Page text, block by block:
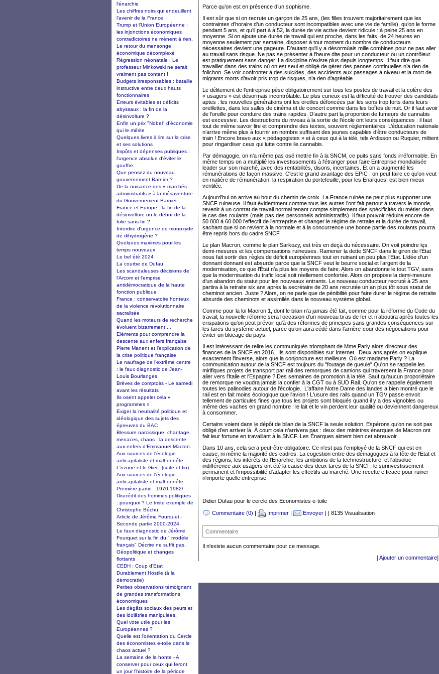
Parce qu’on est en présence d’un sophisme.
Il est sûr que si on recrute un garçon de 25 ans, (les filles trouvent majoritairement que les
contraintes d’horaire d’un conducteur sont incompatibles avec une vie de famille), qu’on le forme
pendant 5 ans, et qu’il part à à 52, la durée de vie active devient ridicule : à peine 25 ans en
moyenne. Si on ajoute une durée de travail qui est proche, dans les faits, de 24 heures en
moyenne seulement par semaine, disposer à tout moment du nombre de conducteurs
nécessaires devient une gageure. D'autant qu'il y a désormùais mille combines pour ne pas aller
au travail sans risque. Ne pas se présenter à l'heure dite pour un conducteur ou un contrôleur
est pratiquement sans danger. La discipline n'existe plus depuis longtemps. Il faut dire que
travailler dans des trains où on est seul et obligé de gérer des pannes continuelles n’a rien de
folichon. Se voir confronter à des suicides, des accidents aux passages à niveau et la mort de
migrants morts d’avoir pris trop de risques, n’a rien d’agréable.
Le délitement de l’entreprise pèse obligatoirement sur tous les postes de travail et la colère des
« usagers » est désormais incontrôlable. Le plus curieux est la difficulté de trouver des candidats
aptes : les nouvelles générations ont les oreilles défoncées par les sons trop forts dans leurs
oreillettes, dans les salles de cinéma et de concert comme dans les boîtes de nuit. Or il faut avoir
de l’oreille pour conduire des trains rapides. D’autre part la proportion de fumeurs de cannabis
est excessive. Les destructions du niveau à la sortie de l’école ont leurs conséquences : il faut
tout de même savoir lire et comprendre des textes, souvent réglementaires. L’éducation nationale
n’arrive même plus à fournir en nombre suffisant des jeunes capables d’être conducteurs de
train ! Encore bravo aux « pédagogistes » et à ceux qui à la télé, tels Ardisson ou Ruquier, militent
pour ringardiser ceux qui lutte contre ile cannabis.
Par démagogie, on n’a même pas osé mettre fin à la SNCM, ce puits sans fonds irréformable. En
même temps on a multiplié les investissements à l'étranger pour faire Entreprise mondialisée
leader sur son marché, avec des rentabilités, disons, incertaines. Et on a augmenté les
rémunérations de façon massive. C'est le grand avantage des EPIC : on peut faire ce qu'on veut
en matière de rémunération. la respiration du portefeuille, pour les Enarques, est bien mieux
ventilée.
Aujourd’hui on arrive au bout du chemin de croix. La France ruinée ne peut plus supporter une
SNCF ruineuse. Il faut évidemment comme tous les autres l’ont fait partout à travers le monde,
revenir à un contrat de travail normal tenant compte simplement des spécificités du métier dans
le cas des roulants (mais pas des personnels administratifs). Il faut pouvoir réduire encore de
50 000 à 60 000 l'effectif de l’entreprise et changer le régime de retraite et la durée de travail,
sachant que si on revient à la normale et à la concurrence une bonne partie des roulants pourra
être repris hors du cadre SNCF.
Le plan Macron, comme le plan Sarkozy, est très en deçà du nécessaire. On voit poindre les
demi-mesures et les compensations ruineuses. Ramener la dette SNCF dans le giron de l’État
nous fait sortir des règles de déficit européennes tout en ruinant un peu plus l’Etat. L’idée d’un
donnant donnant est absurde parce que la SNCF veut le beurre social et l’argent de la
modernisation, ce que l’État n’a plus les moyens de faire. Alors on abandonne le tout TGV, sans
que la modernisation du trafic local soit réellement confortée. Alors on propose la demi-mesure
d’un abandon du statut pour les nouveaux entrants. Le nouveau conducteur recruté à 25 ans
partira à la retraite six ans après la secrétaire de 20 ans recrutée un an plus tôt sous statut de
cheminot ancien. Juste ? Alors, on ne parle que de pénibilité pour faire durer le régime de retraite
absurde des cheminots et assimilés dans le nouveau système global.
Comme pour la loi Macron 1, dont le bilan n’a jamais été fait, comme pour la réforme du Code du
travail, la nouvelle réforme sera l’occasion d’un nouveau bras de fer et n’aboutira après toutes les
crispations qu’on peut prévoir qu’à des réformes de principes sans grandes conséquences sur
les tares du système actuel, parce qu’on aura cédé dans l’arrière-cour des négociations pour
éviter un blocage du pays.
Il est intéressant de relire les communiqués triomphant de Mme Parly alors directeur des
finances de la SNCF en 2016. Ils sont disponibles sur Internet. Deux ans après on explique
exactement l'inverse, alors que la conjoncture est meilleure. Où est madame Parly ? La
communication autour de la SNCF est toujours du "foutage de gueule".Qu'on se rappelle les
mirifiques projets de transport par rail des remorques de camions qui traversent la France pour
aller vers l'Italie et l'Espagne ? Des semaines de promotion à la télé. Sauf qu'aucun proporiétaire
de remorque ne voudra jamais la confier à la CGT ou à SUD Rail. Qu'on se rappelle également
toutes les palinodies autour de l'écologie. L'affaire Notre Dame des landes a bien montré que le
rail est en fait moins écologique que l'avion ! L'usure des rails quand un TGV passe envoit
tellement de particules fines que tous les projets sont bloqués quand il y a des vignobles ou
même des vaches en grand nombre : le lait et le vin perdent leur qualité ou deviennent dangereux
à consommer.
Certains voient dans le dépôt de bilan de la SNCF la seule solution. Espérons qu’on ne soit pas
obligé d’en arriver là. À court cela n’arrivera pas : deux des ministres énarques de Macron ont
fait leur fortune en travaillant à la SNCF. Les Énarques aiment bien cet abreuvoir.
Dans 10 ans, cela sera peut-être obligatoire. Ce n'est pas l'employé de la SNCF qui est en
cause, ni même la majorité des cadres. La cogestion entre des démagogues à la tête de l'Etat et
des régions, les intérêts de l'Enarchie, les ambitions de la technostructure, et l'absolue
indifférence aux usagers ont été la cause des deux tares de la SNCF, le surinvestissement
permanent et l'impossibilité d'adapter les effectifs au marché. Une recette efficace pour ruiner
n'importe quelle entreprise.
Didier Dufau pour le cercle des Economistes e-toile
Commentaire (0) | Imprimer | Envoyer | | 8135 Visualisation
Commentaire
Il n'existe aucun commentaire pour ce message.
[Ajouter un commentaire]
l'énarchie
Les chiffres noirs qui endeuillent
l’avenir de la France
Trump et l’Union Européenne :
les injonctions économiques
contradictoires ne mènent à rien.
Le retour du mensonge
économique décomplexé
Régression néonatale : Le
professeur Minkowski ne serait
vraiment pas content !
Budgets irresponsables : bataille
instructive entre deux hauts
fonctionnaires
Erreurs évitables et déficits
abyssaux : la fin de la
désinvolture ?
Enfin un prix "Nobel" d'économie
qui le mérite
Quelques livres à lire sur la crise
et ses solutions
Impôts et dépenses publiques :
l'urgence absolue d'éviter le
gouffre.
Que pensez du nouveau
gouvernement Barnier ?
De la nuisance des « marchés
administratifs » à la mésaventure
du Gouvernement Barnier.
France et Europe : la fin de la
désinvolture ou le début de la
folie sans fin ?
Interdire d'urgence de monoxyde
de dihydrogène ?
Quelques maximes pour les
temps nouveaux
Le bel été 2024
La courbe de Dufau
Les scandaleuses décisions de
l'Arcom et l'emprise
antidémocratique de la haute
fonction publique
France : conservatoire honteux
de la violence révolutionnaire
sacralisée
Quand les moteurs de recherche
évoluent bizarrement ...
Eléments pour comprendre la
descente aux enfers française
Pierre Manent et l’explication de
la crise politique française
Le naufrage de l’extrême centre
: le faux diagnostic de Jean-
Louis Bourlanges
Brèves de comptoirs - Le samedi
avant les résultats
Ils osent appeler cela «
programmes »
Exiger la neutralité politique et
idéologique des sujets des
épreuves du BAC
Blessure narcissique, chantage,
menaces, chaos : la descente
aux enfers d'Emmanuel Macron.
Aux sources de l'écologie
anticapitaliste et malhonnête -
L'ozone et le Giec. (suite et fin)
Aux sources de l'écologie
anticapitaliste et malhonnête.
Première partie : 1970-1982/
Discrédit des hommes politiques
: pourquoi ? Le triste exemple de
Christophe Béchu.
Article de Jérôme Fourquet -
Seconde partie 2000-2024
Le faux diagnostic de Jérôme
Fourquet sur la fin du " modèle
français" Décrire ne suffit pas.
Géopolitique et changes
flottants
CEDH : Coup d’Etat
Durablement Hostile (à la
démocratie)
Petites observations témoignant
de grandes transformations
économiques
Les dégâts sociaux des peurs et
des idolâtries manipulées.
Quel vote utile pour les
Européennes ?
Quelle est l'orientation du Cercle
des économistes e-toile dans le
chaos actuel ?
La semaine de la honte - A
conserver pour ceux qui feront
un jour l'histoire de la période